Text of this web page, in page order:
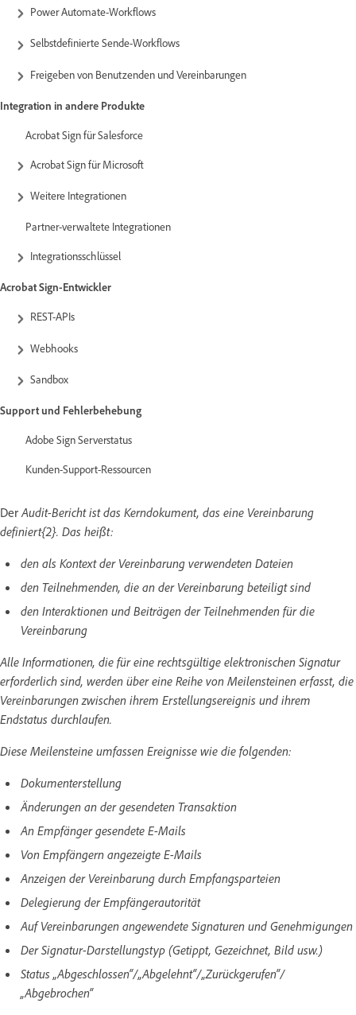
Power Automate-Workflows
Selbstdefinierte Sende-Workflows
Freigeben von Benutzenden und Vereinbarungen
Integration in andere Produkte
Acrobat Sign für Salesforce
Acrobat Sign für Microsoft
Weitere Integrationen
Partner-verwaltete Integrationen
Integrationsschlüssel
Acrobat Sign-Entwickler
REST-APIs
Webhooks
Sandbox
Support und Fehlerbehebung
Adobe Sign Serverstatus
Kunden-Support-Ressourcen
Der Audit-Bericht ist das Kerndokument, das eine Vereinbarung
definiert{2}. Das heißt:
den als Kontext der Vereinbarung verwendeten Dateien
den Teilnehmenden, die an der Vereinbarung beteiligt sind
den Interaktionen und Beiträgen der Teilnehmenden für die
Vereinbarung
Alle Informationen, die für eine rechtsgültige elektronischen Signatur
erforderlich sind, werden über eine Reihe von Meilensteinen erfasst, die
Vereinbarungen zwischen ihrem Erstellungsereignis und ihrem
Endstatus durchlaufen.
Diese Meilensteine umfassen Ereignisse wie die folgenden:
Dokumenterstellung
Änderungen an der gesendeten Transaktion
An Empfänger gesendete E-Mails
Von Empfängern angezeigte E-Mails
Anzeigen der Vereinbarung durch Empfangsparteien
Delegierung der Empfängerautorität
Auf Vereinbarungen angewendete Signaturen und Genehmigungen
Der Signatur-Darstellungstyp (Getippt, Gezeichnet, Bild usw.)
Status „Abgeschlossen“/„Abgelehnt“/„Zurückgerufen“/
„Abgebrochen“